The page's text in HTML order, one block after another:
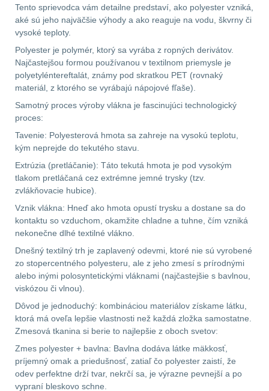
Adaptéry a risery38
Montáže pro optiku
180
Montáže na hlaveň
Předpažbí
Pažby 51
Raily, lišty, krytky66
Přední taktické
rukojeti50
Mechanická mířidla
30
Pistolové rukojeti 20
Dvojnožky39
Príslušenstvo18
Tento sprievodca vám detailne predstaví, ako polyester vzniká,
aké sú jeho najväčšie výhody a ako reaguje na vodu, škvrny či
vysoké teploty.
Polyester je polymér, ktorý sa vyrába z ropných derivátov.
Najčastejšou formou používanou v textilnom priemysle je
polyetyléntereftalát, známy pod skratkou PET (rovnaký
materiál, z ktorého se vyrábajú nápojové fľaše).
Samotný proces výroby vlákna je fascinujúci technologický
proces:
Tavenie: Polyesterová hmota sa zahreje na vysokú teplotu,
kým neprejde do tekutého stavu.
Extrúzia (pretláčanie): Táto tekutá hmota je pod vysokým
tlakom pretláčaná cez extrémne jemné trysky (tzv.
zvlákňovacie hubice).
Vznik vlákna: Hneď ako hmota opustí trysku a dostane sa do
kontaktu so vzduchom, okamžite chladne a tuhne, čím vzniká
nekonečne dlhé textilné vlákno.
Dnešný textilný trh je zaplavený odevmi, ktoré nie sú vyrobené
zo stopercentného polyesteru, ale z jeho zmesí s prírodnými
alebo inými polosyntetickými vláknami (najčastejšie s bavlnou,
viskózou či vlnou).
Dôvod je jednoduchý: kombináciou materiálov získame látku,
ktorá má oveľa lepšie vlastnosti než každá zložka samostatne.
Zmesová tkanina si berie to najlepšie z oboch svetov:
Zmes polyester + bavlna: Bavlna dodáva látke mäkkosť,
príjemný omak a priedušnosť, zatiaľ čo polyester zaistí, že
odev perfektne drží tvar, nekrčí sa, je výrazne pevnejší a po
vypraní bleskovo schne.